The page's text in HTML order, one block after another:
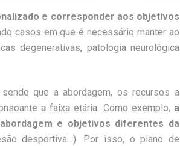
e corresponder aos objetivos
casos em que é necessário manter ao
degenerativas, patologia neurológica
que a abordagem, os recursos a
a faixa etária. Como exemplo, a
e objetivos diferentes da
desportiva…). Por isso, o plano de